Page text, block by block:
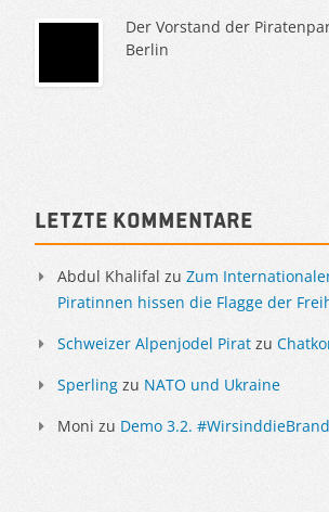
Der Vorstand der
Berlin
Sidebar
Letzte Kommentare
Abdul Khalifal zu Zum
Piratinnen hissen die Flagge der
Schweizer Alpenjodel Pirat zu
Sperling zu NATO und Ukraine
Moni zu Demo 3.2.